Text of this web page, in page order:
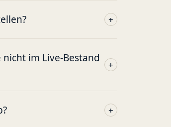
+
im Live-Bestand
+
+